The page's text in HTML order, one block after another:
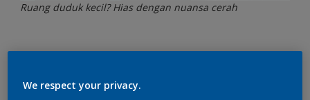
Ruang duduk kecil? Hias dengan nuansa cerah
Ruang duduk kecil? Hias
dengan nuansa cerah
We respect your privacy.